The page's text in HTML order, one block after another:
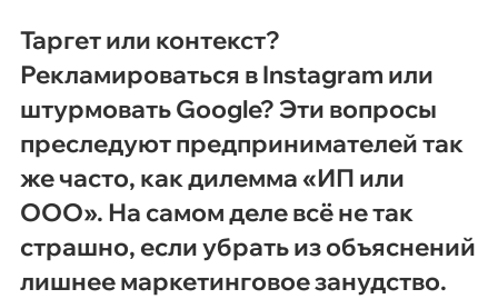
Таргет или контекст?
Рекламироваться в Instagram или
штурмовать Google? Эти вопросы
преследуют предпринимателей так
же часто, как дилемма «ИП или
ООО». На самом деле всё не так
страшно, если убрать из объяснений
лишнее маркетинговое занудство.